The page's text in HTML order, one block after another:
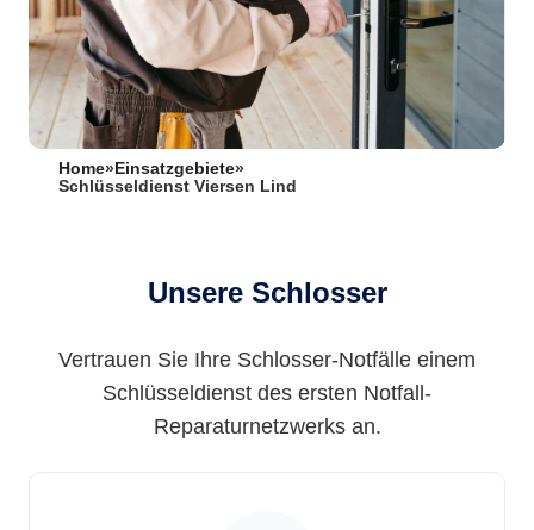
Home» Einsatzgebiete»
Schlüsseldienst Viersen Lind
Unsere Schlosser
Vertrauen Sie Ihre Schlosser-Notfälle einem
Schlüsseldienst des ersten Notfall-
Reparaturnetzwerks an.